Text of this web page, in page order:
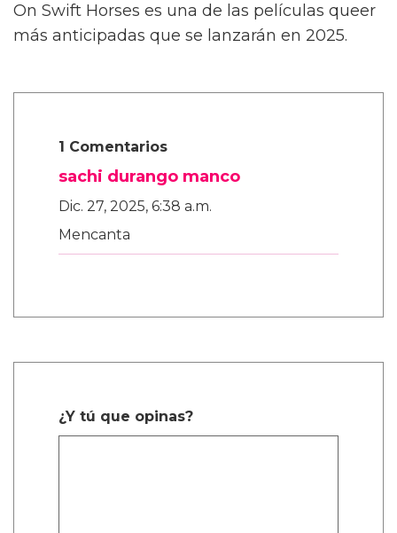
On Swift Horses es una de las películas queer
más anticipadas que se lanzarán en 2025.
1 Comentarios
sachi durango manco
Dic. 27, 2025, 6:38 a.m.
Mencanta
¿Y tú que opinas?